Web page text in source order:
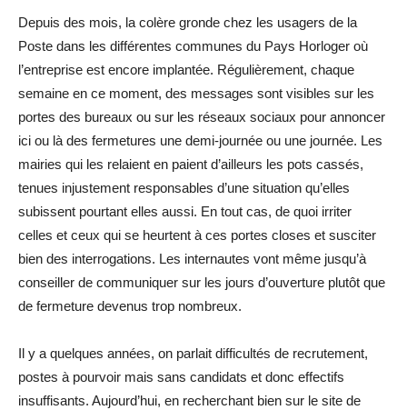
Depuis des mois, la colère gronde chez les usagers de la
Poste dans les différentes communes du Pays Horloger où
l’entreprise est encore implantée. Régulièrement, chaque
semaine en ce moment, des messages sont visibles sur les
portes des bureaux ou sur les réseaux sociaux pour annoncer
ici ou là des fermetures une demi-journée ou une journée. Les
mairies qui les relaient en paient d’ailleurs les pots cassés,
tenues injustement responsables d’une situation qu’elles
subissent pourtant elles aussi. En tout cas, de quoi irriter
celles et ceux qui se heurtent à ces portes closes et susciter
bien des interrogations. Les internautes vont même jusqu’à
conseiller de communiquer sur les jours d’ouverture plutôt que
de fermeture devenus trop nombreux.
Il y a quelques années, on parlait difficultés de recrutement,
postes à pourvoir mais sans candidats et donc effectifs
insuffisants. Aujourd’hui, en recherchant bien sur le site de